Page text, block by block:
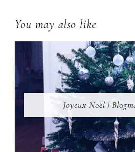
You may also like
Joyeux Noël |